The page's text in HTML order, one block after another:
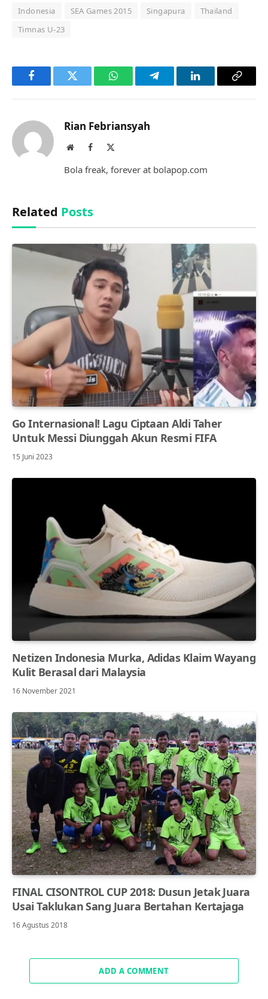
Indonesia SEA Games 2015 Singapura
Thailand
Timnas U-23
FacebookTwitter WhatsAppTelegramLinkedInCopy
Rian Febriansyah
WebsiteFacebook
Bola freak, forever at bolapop.com
Related Posts
Go Internasional! Lagu Ciptaan Aldi Taher
Untuk Messi Diunggah Akun Resmi FIFA
15 Juni 2023
Netizen Indonesia Murka, Adidas Klaim Wayang
Kulit Berasal dari Malaysia
16 November 2021
FINAL CISONTROL CUP 2018: Dusun Jetak Juara
Usai Taklukan Sang Juara Bertahan Kertajaga
16 Agustus 2018
ADD A COMMENT